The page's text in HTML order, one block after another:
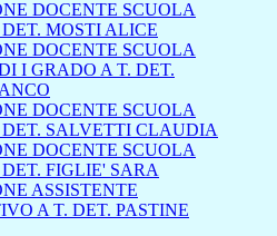
DOCENTE SCUOLA
MOSTI ALICE
DOCENTE SCUOLA
I GRADO A T. DET.
DOCENTE SCUOLA
SALVETTI CLAUDIA
DOCENTE SCUOLA
FIGLIE' SARA
ASSISTENTE
A T. DET. PASTINE